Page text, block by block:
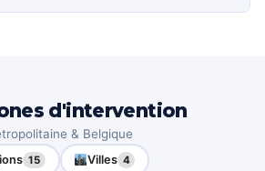
d'intervention
& Belgique
15 Villes 4